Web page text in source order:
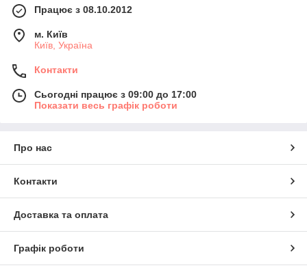
Працює з 08.10.2012
м. Київ
Київ, Україна
Контакти
Сьогодні працює з 09:00 до 17:00
Показати весь графік роботи
Про нас
Контакти
Доставка та оплата
Графік роботи